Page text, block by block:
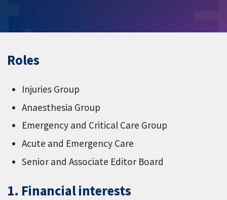
Roles
Injuries Group
Anaesthesia Group
Emergency and Critical Care Group
Acute and Emergency Care
Senior and Associate Editor Board
1. Financial interests